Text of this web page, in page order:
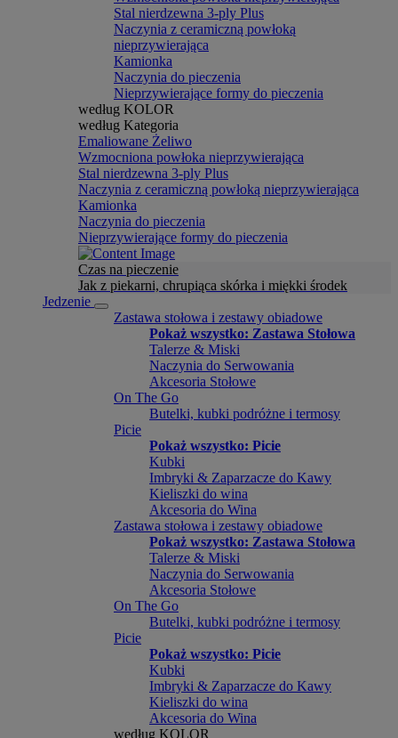
Stal nierdzewna 3-ply Plus
Naczynia z ceramiczną powłoką
nieprzywierająca
Kamionka
Naczynia do pieczenia
Nieprzywierające formy do pieczenia
według KOLOR
według Kategoria
Emaliowane Żeliwo
Wzmocniona powłoka nieprzywierająca
Stal nierdzewna 3-ply Plus
Naczynia z ceramiczną powłoką nieprzywierająca
Kamionka
Naczynia do pieczenia
Nieprzywierające formy do pieczenia
Czas na pieczenie
Jak z piekarni, chrupiąca skórka i miękki środek
Jedzenie
Zastawa stołowa i zestawy obiadowe
Pokaż wszystko: Zastawa Stołowa
Talerze & Miski
Naczynia do Serwowania
Akcesoria Stołowe
On The Go
Butelki, kubki podróżne i termosy
Picie
Pokaż wszystko: Picie
Kubki
Imbryki & Zaparzacze do Kawy
Kieliszki do wina
Akcesoria do Wina
Zastawa stołowa i zestawy obiadowe
Pokaż wszystko: Zastawa Stołowa
Talerze & Miski
Naczynia do Serwowania
Akcesoria Stołowe
On The Go
Butelki, kubki podróżne i termosy
Picie
Pokaż wszystko: Picie
Kubki
Imbryki & Zaparzacze do Kawy
Kieliszki do wina
Akcesoria do Wina
według KOLOR